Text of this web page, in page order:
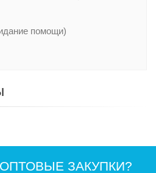
(ожидание помощи)
ЗАКУПКИ?